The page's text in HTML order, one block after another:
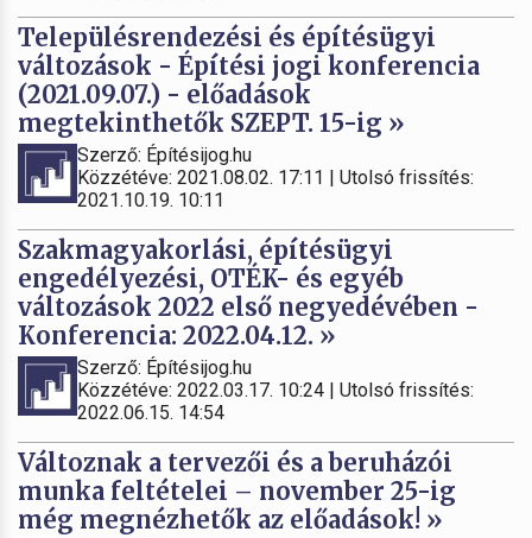
Településrendezési és építésügyi
változások - Építési jogi konferencia
(2021.09.07.) - előadások
megtekinthetők SZEPT. 15-ig »
Szerző: Építésijog.hu
Közzétéve: 2021.08.02. 17:11 | Utolsó frissítés:
2021.10.19. 10:11
Szakmagyakorlási, építésügyi
engedélyezési, OTÉK- és egyéb
változások 2022 első negyedévében -
Konferencia: 2022.04.12. »
Szerző: Építésijog.hu
Közzétéve: 2022.03.17. 10:24 | Utolsó frissítés:
2022.06.15. 14:54
Változnak a tervezői és a beruházói
munka feltételei – november 25-ig
még megnézhetők az előadások! »